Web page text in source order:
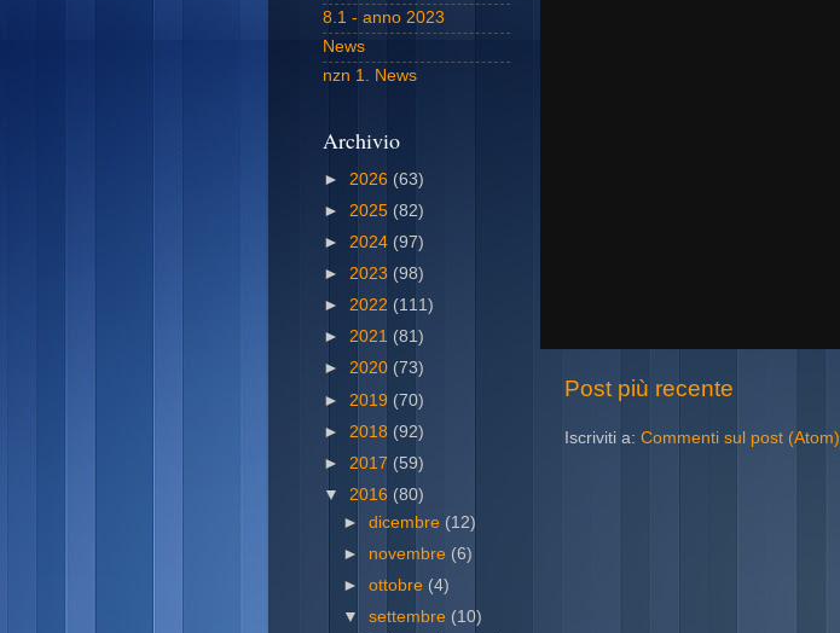
Post più recente
Iscriviti a: Commenti sul post (Atom)
8.1 - anno 2023
News
nzn 1. News
Archivio
► 2026 (63)
► 2025 (82)
► 2024 (97)
► 2023 (98)
► 2022 (111)
► 2021 (81)
► 2020 (73)
► 2019 (70)
► 2018 (92)
► 2017 (59)
▼ 2016 (80)
►dicembre (12)
► novembre (6)
►ottobre (4)
▼settembre (10)